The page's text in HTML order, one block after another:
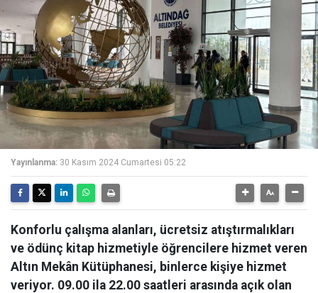
Yayınlanma: 30 Kasım 2024 Cumartesi 05:22
Konforlu çalışma alanları, ücretsiz atıştırmalıkları
ve ödünç kitap hizmetiyle öğrencilere hizmet veren
Altın Mekân Kütüphanesi, binlerce kişiye hizmet
veriyor. 09.00 ila 22.00 saatleri arasında açık olan